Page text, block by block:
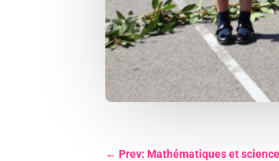
←Prev: Mathématiques et